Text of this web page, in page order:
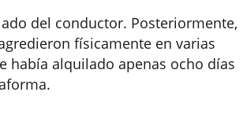
del conductor. Posteriormente,
físicamente en varias
había alquilado apenas ocho días